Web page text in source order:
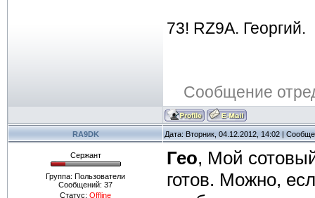
73! RZ9A. Георгий.
Сообщение
RA9DK Дата: Вторник, 04.12.2012, 14:02 |
Сержант
Группа: Пользователи
Сообщений: 37
Статус: Offline
Гео, Мой
готов. Можно,